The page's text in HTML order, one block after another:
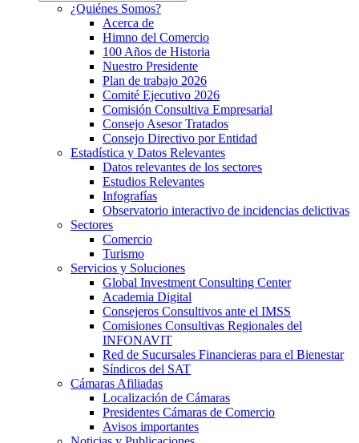
¿Quiénes Somos?
Acerca de
Himno del Comercio
100 Años de Historia
Nuestro Presidente
Plan de trabajo 2026
Comité Ejecutivo 2026
Comisión Consultiva Empresarial
Consejo Asesor Tratados
Consejo Directivo por Entidad
Estadística y Datos Relevantes
Datos relevantes de los sectores
Estudios Relevantes
Infografías
Observatorio interactivo de incidencias delictivas
Sectores
Comercio
Turismo
Servicios y Soluciones
Global Investment Consulting Center
Academia Digital
Consejeros Consultivos ante el IMSS
Comisiones Consultivas Regionales del
INFONAVIT
Red de Sucursales Financieras para el Bienestar
Síndicos del SAT
Cámaras Afiliadas
Localización de Cámaras
Presidentes Cámaras de Comercio
Avisos importantes